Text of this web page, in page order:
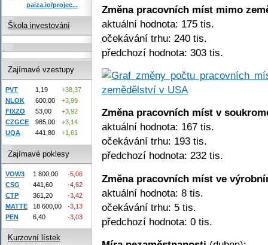
Změna pracovních míst mimo
aktuální hodnota: 175 tis.
očekávání trhu: 240 tis.
předchozí hodnota: 303 tis.
Změna pracovních míst v
aktuální hodnota: 167 tis.
očekávání trhu: 193 tis.
předchozí hodnota: 232 tis.
Změna pracovních míst ve
aktuální hodnota: 8 tis.
očekávání trhu: 5 tis.
předchozí hodnota: 0 tis.
paiza.io/projec...
Škola investování
Zajímavé vzestupy
PVT 1,19
+38,37
NLOK
600,00
+3,99
FIXZO
53,00
+3,92
CZGCE
985,00
+3,14
UQA
441,80 +1,61
Zajímavé poklesy
VOW3 1 800,00
-5,06
CSG
441,60
-4,62
CTP
361,20
-3,42
MATTE
18 600,00
-3,13
PEN
6,40 -3,03
Kurzovní lístek